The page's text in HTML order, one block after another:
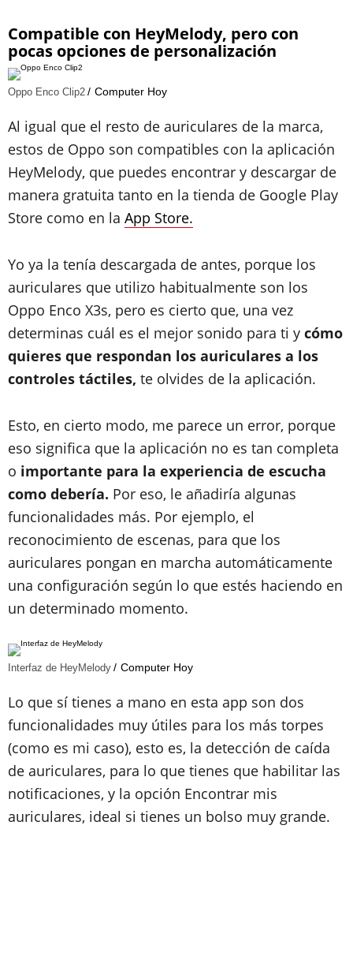
Compatible con HeyMelody, pero con
pocas opciones de personalización
Oppo Enco Clip2 Computer Hoy
Al igual que el resto de auriculares de la marca,
estos de Oppo son compatibles con la aplicación
HeyMelody, que puedes encontrar y descargar de
manera gratuita tanto en la tienda de Google Play
Store como en la App Store.
Yo ya la tenía descargada de antes, porque los
auriculares que utilizo habitualmente son los
Oppo Enco X3s, pero es cierto que, una vez
determinas cuál es el mejor sonido para ti y cómo
quieres que respondan los auriculares a los
controles táctiles, te olvides de la aplicación.
Esto, en cierto modo, me parece un error, porque
eso significa que la aplicación no es tan completa
o importante para la experiencia de escucha
como debería. Por eso, le añadiría algunas
funcionalidades más. Por ejemplo, el
reconocimiento de escenas, para que los
auriculares pongan en marcha automáticamente
una configuración según lo que estés haciendo en
un determinado momento.
Interfaz de HeyMelody Computer Hoy
Lo que sí tienes a mano en esta app son dos
funcionalidades muy útiles para los más torpes
(como es mi caso), esto es, la detección de caída
de auriculares, para lo que tienes que habilitar las
notificaciones, y la opción Encontrar mis
auriculares, ideal si tienes un bolso muy grande.